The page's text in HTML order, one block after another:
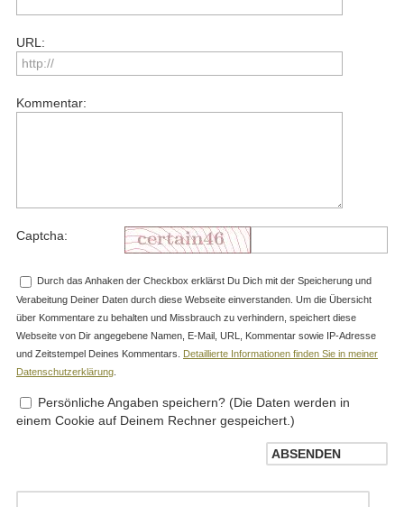
URL:
Kommentar:
Captcha:
Durch das Anhaken der Checkbox erklärst Du Dich mit der Speicherung und
Verabeitung Deiner Daten durch diese Webseite einverstanden. Um die Übersicht
über Kommentare zu behalten und Missbrauch zu verhindern, speichert diese
Webseite von Dir angegebene Namen, E-Mail, URL, Kommentar sowie IP-Adresse
und Zeitstempel Deines Kommentars. Detaillierte Informationen finden Sie in meiner
Datenschutzerklärung
Persönliche Angaben speichern? (Die Daten werden in
einem Cookie auf Deinem Rechner gespeichert.)